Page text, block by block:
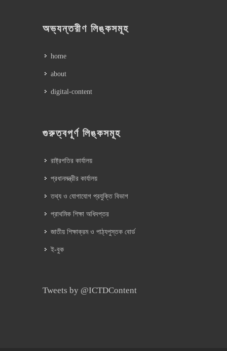
অভ্যন্তরীণ লিঙ্কসমূহ
home
about
digital-content
গুরুত্বপূর্ণ লিঙ্কসমূহ
রাষ্ট্রপতির কার্যালয়
প্রধানমন্ত্রীর কার্যালয়
তথ্য ও যোগাযোগ প্রযুক্তি বিভাগ
প্রাথমিক শিক্ষা অধিদপ্তর
জাতীয় শিক্ষাক্রম ও পাঠ্যপুস্তক বোর্ড
ই-বুক
Tweets by @ICTDContent